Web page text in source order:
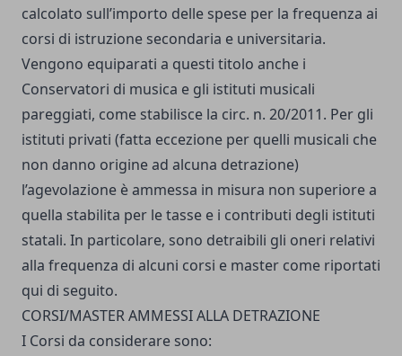
calcolato sull’importo delle spese per la frequenza ai
corsi di istruzione secondaria e universitaria.
Vengono equiparati a questi titolo anche i
Conservatori di musica e gli istituti musicali
pareggiati, come stabilisce la circ. n. 20/2011. Per gli
istituti privati (fatta eccezione per quelli musicali che
non danno origine ad alcuna detrazione)
l’agevolazione è ammessa in misura non superiore a
quella stabilita per le tasse e i contributi degli istituti
statali. In particolare, sono detraibili gli oneri relativi
alla frequenza di alcuni corsi e master come riportati
qui di seguito.
CORSI/MASTER AMMESSI ALLA DETRAZIONE
I Corsi da considerare sono: